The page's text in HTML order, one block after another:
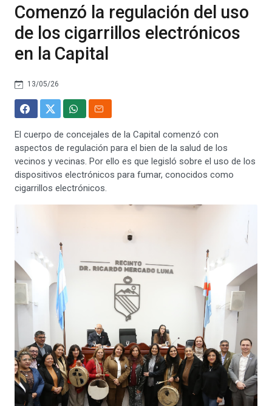
Comenzó la regulación del uso
de los cigarrillos electrónicos
en la Capital
13/05/26
El cuerpo de concejales de la Capital comenzó con
aspectos de regulación para el bien de la salud de los
vecinos y vecinas. Por ello es que legisló sobre el uso de los
dispositivos electrónicos para fumar, conocidos como
cigarrillos electrónicos.